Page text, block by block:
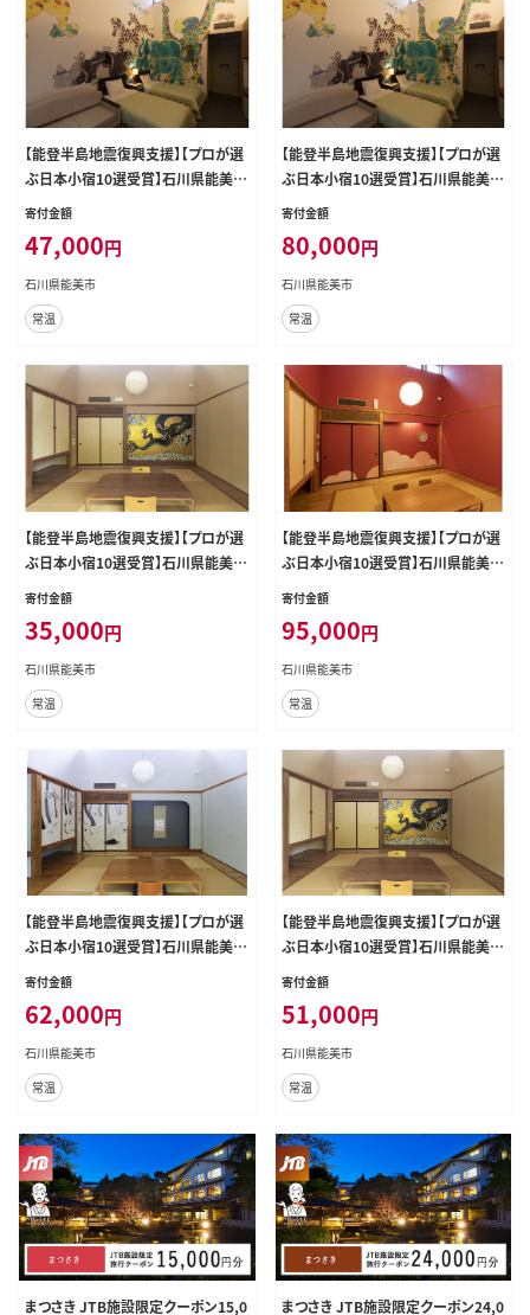
【能登半島地震復興支援】【プロが選
ぶ日本小宿10選受賞】石川県能美市
九谷ステイ 1泊2名様（洋室）朝食付
寄付金額
47,000円
石川県能美市
常温
【能登半島地震復興支援】【プロが選
ぶ日本小宿10選受賞】石川県能美市
九谷ステイ 1泊2名様（洋室）朝・夕食
寄付金額
80,000円
石川県能美市
常温
【能登半島地震復興支援】【プロが選
ぶ日本小宿10選受賞】石川県能美市
九谷ステイ 1泊1名様（和室）朝食付
き宿泊券
寄付金額
35,000円
石川県能美市
常温
【能登半島地震復興支援】【プロが選
ぶ日本小宿10選受賞】石川県能美市
九谷ステイ 1泊2名様（和室）朝・夕食
付宿泊券
寄付金額
95,000円
石川県能美市
常温
【能登半島地震復興支援】【プロが選
ぶ日本小宿10選受賞】石川県能美市
九谷ステイ 1泊2名様（和室）朝食付
寄付金額
62,000円
石川県能美市
常温
【能登半島地震復興支援】【プロが選
ぶ日本小宿10選受賞】石川県能美市
九谷ステイ 1泊1名様（和室）朝・夕食
寄付金額
51,000円
石川県能美市
常温
まつさき JTB施設限定クーポン15,0 まつさき JTB施設限定クーポン24,0